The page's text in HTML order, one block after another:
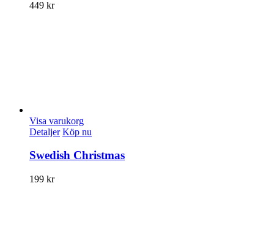
449 kr
Visa varukorg
Detaljer Köp nu
Swedish Christmas
199 kr